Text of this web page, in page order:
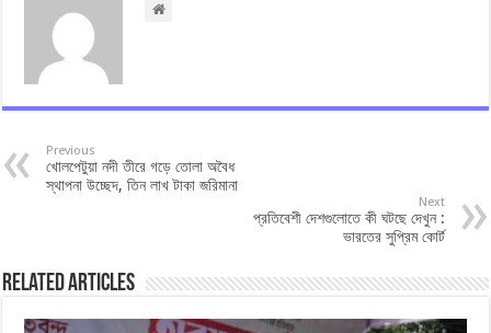
Previous
খোলপেটুয়া নদী তীরে গড়ে তোলা অবৈধ
স্থাপনা উচ্ছেদ, তিন লাখ টাকা জরিমানা
Next
প্রতিবেশী দেশগুলোতে কী ঘটছে দেখুন :
ভারতের সুপ্রিম কোর্ট
Related Articles